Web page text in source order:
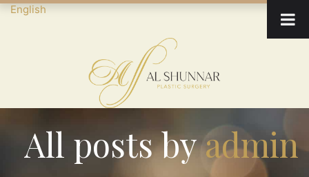
English
All posts byadmin